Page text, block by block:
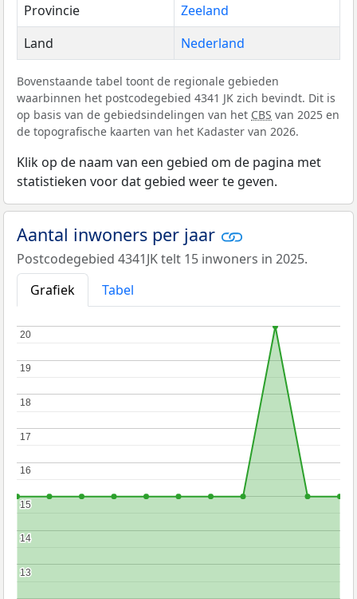
Provincie
Zeeland
Land
Nederland
Bovenstaande tabel toont de regionale gebieden
waarbinnen het postcodegebied 4341 JK zich bevindt. Dit is
op basis van de gebiedsindelingen van het CBS van 2025 en
de topografische kaarten van het Kadaster van 2026.
Klik op de naam van een gebied om de pagina met
statistieken voor dat gebied weer te geven.
Aantal inwoners per jaar
Postcodegebied 4341JK telt 15 inwoners in 2025.
Grafiek
Tabel
13
13
14
14
15
15
16
16
17
17
18
18
19
19
20
20